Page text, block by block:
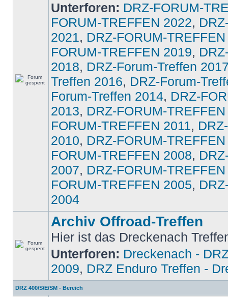
Unterforen: DRZ-FORUM-
FORUM-TREFFEN 2022,
2021, DRZ-FORUM-
FORUM-TREFFEN 2019,
2018, DRZ-Forum-Treffen
Treffen 2016, DRZ-Forum-
Forum-Treffen 2014, DRZ-
2013, DRZ-FORUM-
FORUM-TREFFEN 2011,
2010, DRZ-FORUM-
FORUM-TREFFEN 2008,
2007, DRZ-FORUM-
FORUM-TREFFEN 2005,
2004
Archiv Offroad-Treffen
Hier ist das Dreckenach
Unterforen: Dreckenach -
2009, DRZ Enduro Treffen -
DRZ 400/S/E/SM - Bereich